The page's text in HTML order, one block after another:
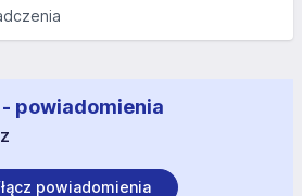
powiadomienia
powiadomienia